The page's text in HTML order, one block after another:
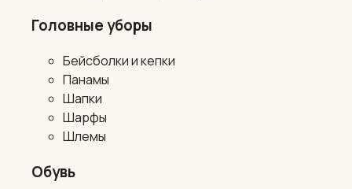
Головные уборы
Бейсболки и кепки
Панамы
Шапки
Шарфы
Шлемы
Обувь